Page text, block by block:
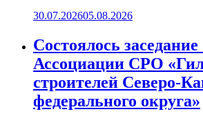
30.07.202605.08.2026
Состоялось
Ассоциации СРО
строителей Северо-
федерального округа»